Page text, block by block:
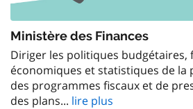
Ministère des Finances
Diriger les politiques budgétaires,
économiques et statistiques de la
des programmes fiscaux et de
des plans... lire plus